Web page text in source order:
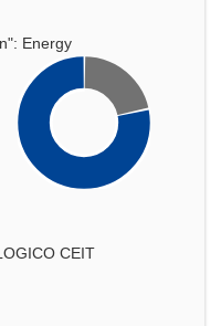
Energy
CEIT